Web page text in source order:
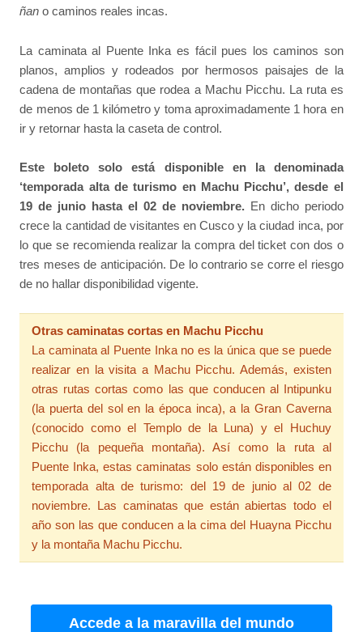
ñan o caminos reales incas.
La caminata al Puente Inka es fácil pues los caminos son
planos, amplios y rodeados por hermosos paisajes de la
cadena de montañas que rodea a Machu Picchu. La ruta es
de menos de 1 kilómetro y toma aproximadamente 1 hora en
ir y retornar hasta la caseta de control.
Este boleto solo está disponible en la denominada
‘temporada alta de turismo en Machu Picchu’, desde el
19 de junio hasta el 02 de noviembre.En dicho periodo
crece la cantidad de visitantes en Cusco y la ciudad inca, por
lo que se recomienda realizar la compra del ticket con dos o
tres meses de anticipación. De lo contrario se corre el riesgo
de no hallar disponibilidad vigente.
Otras caminatas cortas en Machu Picchu
La caminata al Puente Inka no es la única que se puede
realizar en la visita a Machu Picchu. Además, existen
otras rutas cortas como las que conducen al Intipunku
(la puerta del sol en la época inca), a la Gran Caverna
(conocido como el Templo de la Luna) y el Huchuy
Picchu (la pequeña montaña). Así como la ruta al
Puente Inka, estas caminatas solo están disponibles en
temporada alta de turismo: del 19 de junio al 02 de
noviembre. Las caminatas que están abiertas todo el
año son las que conducen a la cima del Huayna Picchu
y la montaña Machu Picchu.
Accede a la maravilla del mundo